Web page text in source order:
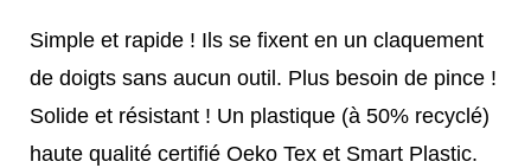
Simple et rapide ! Ils se fixent en un claquement
de doigts sans aucun outil. Plus besoin de pince !
Solide et résistant ! Un plastique (à 50% recyclé)
haute qualité certifié Oeko Tex et Smart Plastic.